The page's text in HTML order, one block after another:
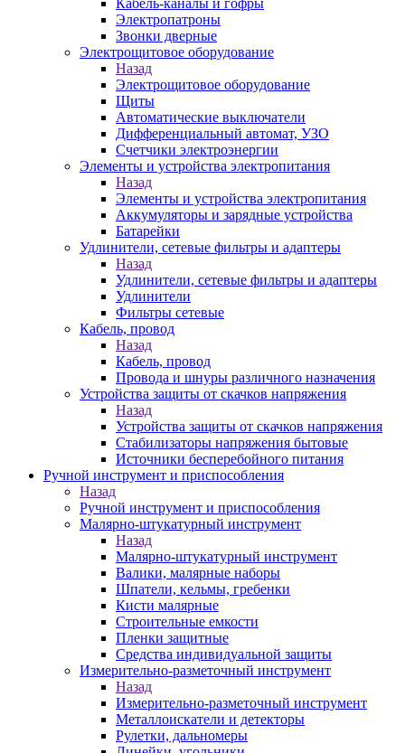
Кабель-каналы и гофры
Электропатроны
Звонки дверные
Электрощитовое оборудование
Назад
Электрощитовое оборудование
Щиты
Автоматические выключатели
Дифференциальный автомат, УЗО
Счетчики электроэнергии
Элементы и устройства электропитания
Назад
Элементы и устройства электропитания
Аккумуляторы и зарядные устройства
Батарейки
Удлинители, сетевые фильтры и адаптеры
Назад
Удлинители, сетевые фильтры и адаптеры
Удлинители
Фильтры сетевые
Кабель, провод
Назад
Кабель, провод
Провода и шнуры различного назначения
Устройства защиты от скачков напряжения
Назад
Устройства защиты от скачков напряжения
Стабилизаторы напряжения бытовые
Источники бесперебойного питания
Ручной инструмент и приспособления
Назад
Ручной инструмент и приспособления
Малярно-штукатурный инструмент
Назад
Малярно-штукатурный инструмент
Валики, малярные наборы
Шпатели, кельмы, гребенки
Кисти малярные
Строительные емкости
Пленки защитные
Средства индивидуальной защиты
Измерительно-разметочный инструмент
Назад
Измерительно-разметочный инструмент
Металлоискатели и детекторы
Рулетки, дальномеры